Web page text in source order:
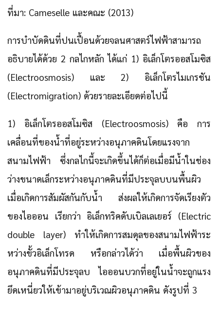
ที่มา: Cameselle และคณะ (2013)
การบำบัดดินที่ปนเปื้อนด้วยจลนศาสตร์ไฟฟ้าสามารถ
อธิบายได้ด้วย 2 กลไกหลัก ได้แก่ 1) อิเล็กโตรออสโมซิส
(Electroosmosis) และ 2) อิเล็กโตรไมเกรชัน
(Electromigration) ด้วยรายละเอียดต่อไปนี้
1) อิเล็กโตรออสโมซิส (Electroosmosis)คือ การ
เคลื่อนที่ของน้ำที่อยู่ระหว่างอนุภาคดินโดยแรงจาก
สนามไฟฟ้า ซึ่งกลไกนี้จะเกิดขึ้นได้ก็ต่อเมื่อมีน้ำในช่อง
ว่างขนาดเล็กระหว่างอนุภาคดินที่มีประจุลบบนพื้นผิว
เมื่อเกิดการสัมผัสกันกับน้ำ ส่งผลให้เกิดการจัดเรียงตัว
ของไอออน เรียกว่า อิเล็กทริคดับเบิลเลเยอร์ (Electric
double layer) ทำให้เกิดการสมดุลของสนามไฟฟ้าระ
หว่างขั้วอิเล็กโทรด หรือกล่าวได้ว่า เมื่อพื้นผิวของ
อนุภาคดินที่มีประจุลบ ไอออนบวกที่อยู่ในน้ำจะถูกแรง
ยึดเหนี่ยวให้เข้ามาอยู่บริเวณผิวอนุภาคดิน ดังรูปที่ 3